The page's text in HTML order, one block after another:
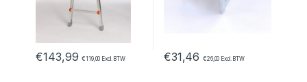
€143,99 €119,00 Excl. BTW €31,46 €26,00 Excl. BTW